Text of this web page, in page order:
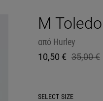
M
από Hurley
10,50 € 35,00 €
SELECT SIZE